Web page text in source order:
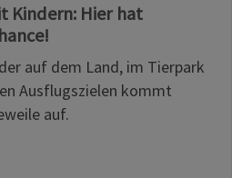
Kindern: Hier hat
auf dem Land, im Tierpark
Ausflugszielen kommt
auf.